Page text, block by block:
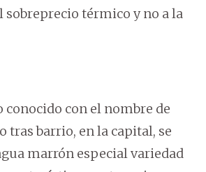
sobreprecio térmico y no a la
con el nombre de
tras barrio, en la capital, se
marrón especial variedad